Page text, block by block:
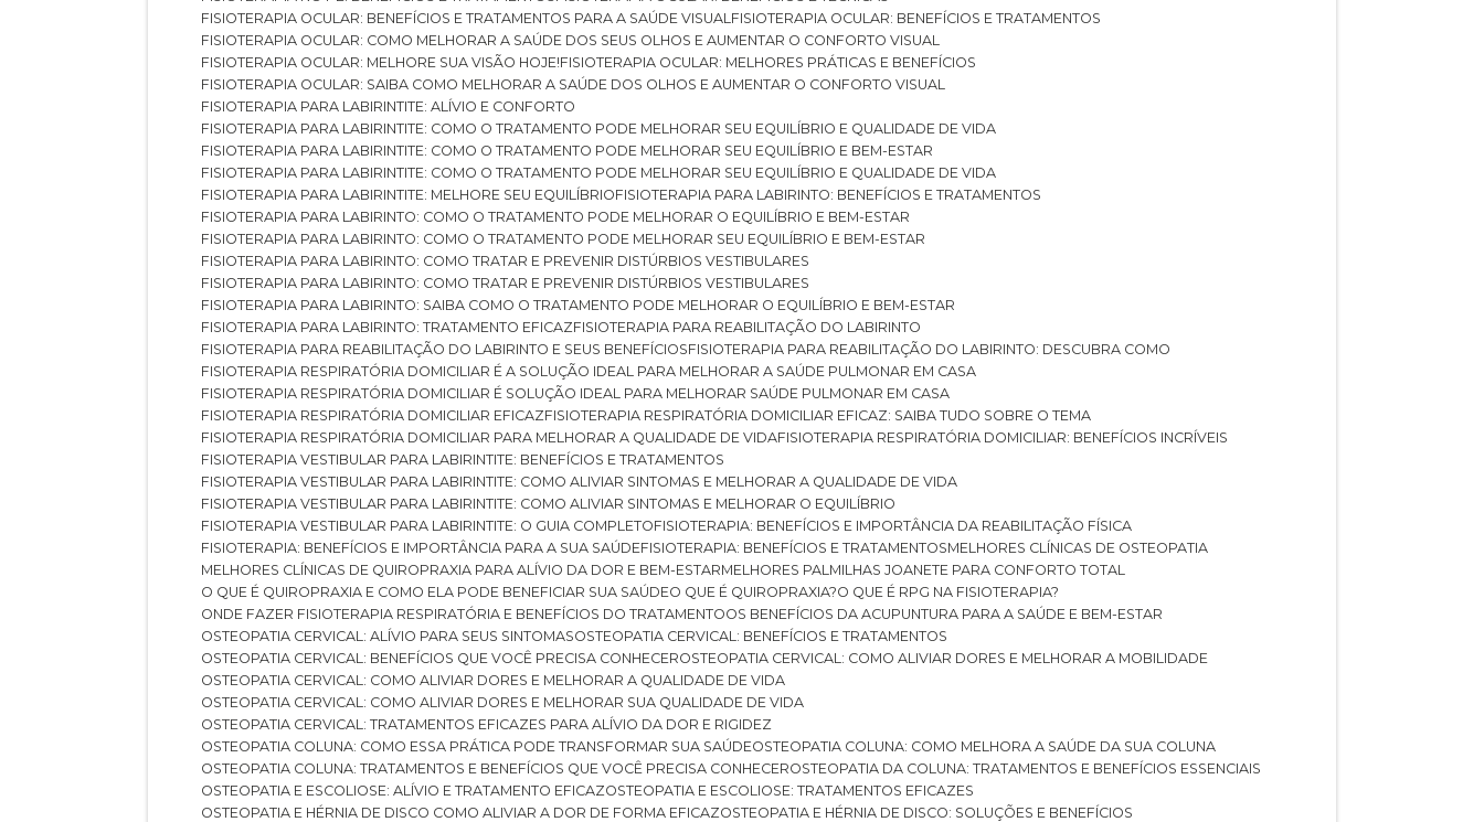
FISIOTERAPIA OCULAR: BENEFÍCIOS E TRATAMENTOS PARA A SAÚDE VISUAL FISIOTERAPIA OCULAR: BENEFÍCIOS E TRATAMENTOS
FISIOTERAPIA OCULAR: COMO MELHORAR A SAÚDE DOS SEUS OLHOS E AUMENTAR O CONFORTO VISUAL
FISIOTERAPIA OCULAR: MELHORE SUA VISÃO HOJE! FISIOTERAPIA OCULAR: MELHORES PRÁTICAS E BENEFÍCIOS
FISIOTERAPIA OCULAR: SAIBA COMO MELHORAR A SAÚDE DOS OLHOS E AUMENTAR O CONFORTO VISUAL
FISIOTERAPIA PARA LABIRINTITE: ALÍVIO E CONFORTO
FISIOTERAPIA PARA LABIRINTITE: COMO O TRATAMENTO PODE MELHORAR SEU EQUILÍBRIO E QUALIDADE DE VIDA
FISIOTERAPIA PARA LABIRINTITE: COMO O TRATAMENTO PODE MELHORAR SEU EQUILÍBRIO E BEM-ESTAR
FISIOTERAPIA PARA LABIRINTITE: COMO O TRATAMENTO PODE MELHORAR SEU EQUILÍBRIO E QUALIDADE DE VIDA
FISIOTERAPIA PARA LABIRINTITE: MELHORE SEU EQUILÍBRIO
FISIOTERAPIA PARA LABIRINTO: BENEFÍCIOS E TRATAMENTOS
FISIOTERAPIA PARA LABIRINTO: COMO O TRATAMENTO PODE MELHORAR O EQUILÍBRIO E BEM-ESTAR
FISIOTERAPIA PARA LABIRINTO: COMO O TRATAMENTO PODE MELHORAR SEU EQUILÍBRIO E BEM-ESTAR
FISIOTERAPIA PARA LABIRINTO: COMO TRATAR E PREVENIR DISTÚRBIOS VESTIBULARES
FISIOTERAPIA PARA LABIRINTO: COMO TRATAR E PREVENIR DISTÚRBIOS VESTIBULARES
FISIOTERAPIA PARA LABIRINTO: SAIBA COMO O TRATAMENTO PODE MELHORAR O EQUILÍBRIO E BEM-ESTAR
FISIOTERAPIA PARA LABIRINTO: TRATAMENTO EFICAZ FISIOTERAPIA PARA REABILITAÇÃO DO LABIRINTO
FISIOTERAPIA PARA REABILITAÇÃO DO LABIRINTO E SEUS BENEFÍCIOS
FISIOTERAPIA PARA REABILITAÇÃO DO LABIRINTO: DESCUBRA COMO
FISIOTERAPIA RESPIRATÓRIA DOMICILIAR É A SOLUÇÃO IDEAL PARA MELHORAR A SAÚDE PULMONAR EM CASA
FISIOTERAPIA RESPIRATÓRIA DOMICILIAR É SOLUÇÃO IDEAL PARA MELHORAR SAÚDE PULMONAR EM CASA
FISIOTERAPIA RESPIRATÓRIA DOMICILIAR EFICAZ FISIOTERAPIA RESPIRATÓRIA DOMICILIAR EFICAZ: SAIBA TUDO SOBRE O TEMA
FISIOTERAPIA RESPIRATÓRIA DOMICILIAR PARA MELHORAR A QUALIDADE DE VIDA FISIOTERAPIA RESPIRATÓRIA DOMICILIAR: BENEFÍCIOS INCRÍVEIS
FISIOTERAPIA VESTIBULAR PARA LABIRINTITE: BENEFÍCIOS E TRATAMENTOS
FISIOTERAPIA VESTIBULAR PARA LABIRINTITE: COMO ALIVIAR SINTOMAS E MELHORAR A QUALIDADE DE VIDA
FISIOTERAPIA VESTIBULAR PARA LABIRINTITE: COMO ALIVIAR SINTOMAS E MELHORAR O EQUILÍBRIO
FISIOTERAPIA VESTIBULAR PARA LABIRINTITE: O GUIA COMPLETO
FISIOTERAPIA: BENEFÍCIOS E IMPORTÂNCIA DA REABILITAÇÃO FÍSICA
FISIOTERAPIA: BENEFÍCIOS E IMPORTÂNCIA PARA A SUA SAÚDE FISIOTERAPIA: BENEFÍCIOS E TRATAMENTOS
MELHORES CLÍNICAS DE OSTEOPATIA
MELHORES CLÍNICAS DE QUIROPRAXIA PARA ALÍVIO DA DOR E BEM-ESTAR
MELHORES PALMILHAS JOANETE PARA CONFORTO TOTAL
O QUE É QUIROPRAXIA E COMO ELA PODE BENEFICIAR SUA SAÚDE
O QUE É QUIROPRAXIA?
O QUE É RPG NA FISIOTERAPIA?
ONDE FAZER FISIOTERAPIA RESPIRATÓRIA E BENEFÍCIOS DO TRATAMENTO
OS BENEFÍCIOS DA ACUPUNTURA PARA A SAÚDE E BEM-ESTAR
OSTEOPATIA CERVICAL: ALÍVIO PARA SEUS SINTOMAS
OSTEOPATIA CERVICAL: BENEFÍCIOS E TRATAMENTOS
OSTEOPATIA CERVICAL: BENEFÍCIOS QUE VOCÊ PRECISA CONHECER
OSTEOPATIA CERVICAL: COMO ALIVIAR DORES E MELHORAR A MOBILIDADE
OSTEOPATIA CERVICAL: COMO ALIVIAR DORES E MELHORAR A QUALIDADE DE VIDA
OSTEOPATIA CERVICAL: COMO ALIVIAR DORES E MELHORAR SUA QUALIDADE DE VIDA
OSTEOPATIA CERVICAL: TRATAMENTOS EFICAZES PARA ALÍVIO DA DOR E RIGIDEZ
OSTEOPATIA COLUNA: COMO ESSA PRÁTICA PODE TRANSFORMAR SUA SAÚDE
OSTEOPATIA COLUNA: COMO MELHORA A SAÚDE DA SUA COLUNA
OSTEOPATIA COLUNA: TRATAMENTOS E BENEFÍCIOS QUE VOCÊ PRECISA CONHECER
OSTEOPATIA DA COLUNA: TRATAMENTOS E BENEFÍCIOS ESSENCIAIS
OSTEOPATIA E ESCOLIOSE: ALÍVIO E TRATAMENTO EFICAZ
OSTEOPATIA E ESCOLIOSE: TRATAMENTOS EFICAZES
OSTEOPATIA E HÉRNIA DE DISCO COMO ALIVIAR A DOR DE FORMA EFICAZ
OSTEOPATIA E HÉRNIA DE DISCO: SOLUÇÕES E BENEFÍCIOS